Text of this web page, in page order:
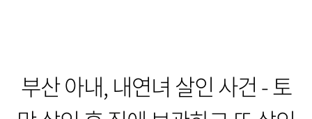
부산 아내, 내연녀 살인 사건 - 토